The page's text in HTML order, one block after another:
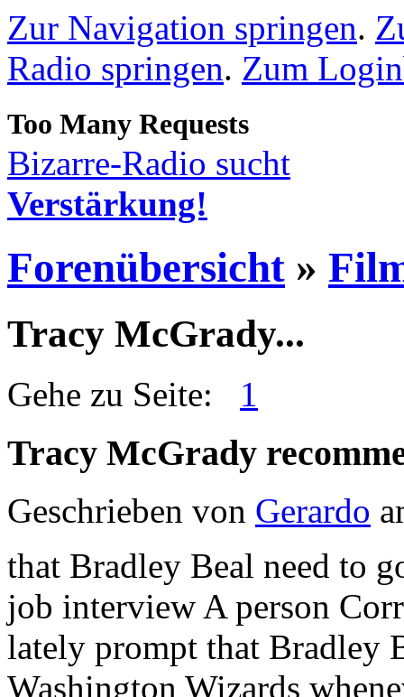
Zur Navigation springen.
Radio springen. Zum
Bizarre-Radio sucht
Verstärkung!
Forenübersicht »
Tracy McGrady...
Gehe zu Seite: 1
Tracy McGrady
Geschrieben von Gerardo
that Bradley Beal need to
job interview A person
lately prompt that Bradley
Washington Wizards